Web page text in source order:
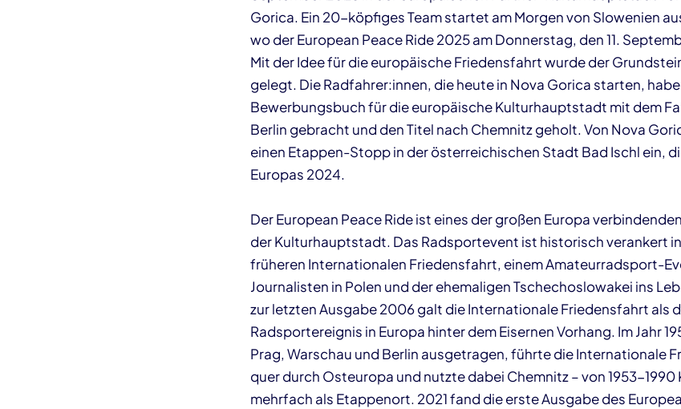
Gorica. Ein 20-köpfiges Team startet am Morgen von Slowenien
wo der European Peace Ride 2025 am Donnerstag, den 11.
Mit der Idee für die europäische Friedensfahrt wurde der
gelegt. Die Radfahrer:innen, die heute in Nova Gorica starten,
Bewerbungsbuch für die europäische Kulturhauptstadt mit dem
Berlin gebracht und den Titel nach Chemnitz geholt. Von Nova
einen Etappen-Stopp in der österreichischen Stadt Bad Ischl ein,
Europas 2024.
Der European Peace Ride ist eines der großen Europa
der Kulturhauptstadt. Das Radsportevent ist historisch verankert
früheren Internationalen Friedensfahrt, einem Amateurradsport-
Journalisten in Polen und der ehemaligen Tschechoslowakei ins
zur letzten Ausgabe 2006 galt die Internationale Friedensfahrt als
Radsportereignis in Europa hinter dem Eisernen Vorhang. Im Jahr
Prag, Warschau und Berlin ausgetragen, führte die Internationale
quer durch Osteuropa und nutzte dabei Chemnitz – von 1953-
mehrfach als Etappenort. 2021 fand die erste Ausgabe des